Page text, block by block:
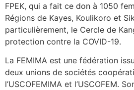
FPEK, qui a fait ce don à 1050
Régions de Kayes, Koulikoro et
particulièrement, le Cercle de
protection contre la COVID-19.
La FEMIMA est une fédération
deux unions de sociétés
l’USCOFEMIMA et l’USCOFEM.